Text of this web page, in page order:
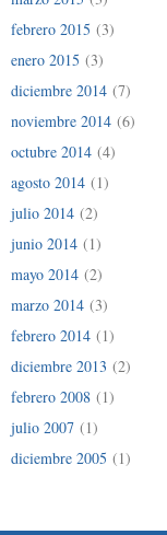
febrero 2015 (3)
enero 2015 (3)
diciembre 2014 (7)
noviembre 2014 (6)
octubre 2014 (4)
agosto 2014 (1)
julio 2014 (2)
junio 2014 (1)
mayo 2014 (2)
marzo 2014 (3)
febrero 2014 (1)
diciembre 2013 (2)
febrero 2008 (1)
julio 2007 (1)
diciembre 2005 (1)